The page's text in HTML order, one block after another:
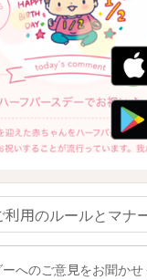
利用のルールとマナ
へのご意見をお聞かせ